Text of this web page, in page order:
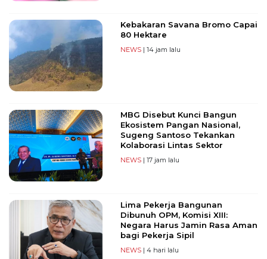
Kebakaran Savana Bromo Capai
80 Hektare
NEWS| 14 jam lalu
MBG Disebut Kunci Bangun
Ekosistem Pangan Nasional,
Sugeng Santoso Tekankan
Kolaborasi Lintas Sektor
NEWS| 17 jam lalu
Lima Pekerja Bangunan
Dibunuh OPM, Komisi XIII:
Negara Harus Jamin Rasa Aman
bagi Pekerja Sipil
NEWS| 4 hari lalu